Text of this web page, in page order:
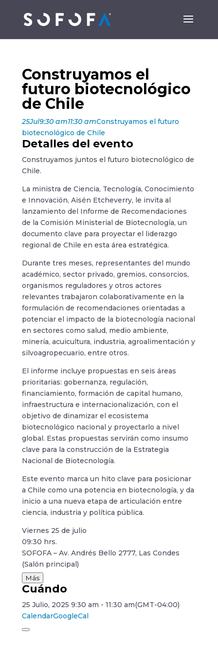
Construyamos el
futuro biotecnológico
de Chile
25Jul9:30 am11:30 amConstruyamos el futuro
biotecnológico de Chile
Detalles del evento
Construyamos juntos el futuro biotecnológico de
Chile.
La ministra de Ciencia, Tecnología, Conocimiento
e Innovación, Aisén Etcheverry, le invita al
lanzamiento del Informe de Recomendaciones
de la Comisión Ministerial de Biotecnología, un
documento clave para proyectar el liderazgo
regional de Chile en esta área estratégica.
Durante tres meses, representantes del mundo
académico, sector privado, gremios, consorcios,
organismos reguladores y otros actores
relevantes trabajaron colaborativamente en la
formulación de recomendaciones orientadas a
potenciar el impacto de la biotecnología nacional
en sectores como salud, medio ambiente,
minería, acuicultura, industria, agroalimentación y
silvoagropecuario, entre otros.
El informe incluye propuestas en seis áreas
prioritarias: gobernanza, regulación,
financiamiento, formación de capital humano,
infraestructura e internacionalización, con el
objetivo de dinamizar el ecosistema
biotecnológico nacional y proyectarlo a nivel
global. Estas propuestas servirán como insumo
clave para la construcción de la Estrategia
Nacional de Biotecnología.
Este evento marca un hito clave para posicionar
a Chile como una potencia en biotecnología, y da
inicio a una nueva etapa de articulación entre
ciencia, industria y política pública.
Viernes 25 de julio
09:30 hrs.
SOFOFA – Av. Andrés Bello 2777, Las Condes
(Salón principal)
Más
Cuándo
25 Julio, 2025 9:30 am - 11:30 am(GMT-04:00)
CalendarGoogleCal